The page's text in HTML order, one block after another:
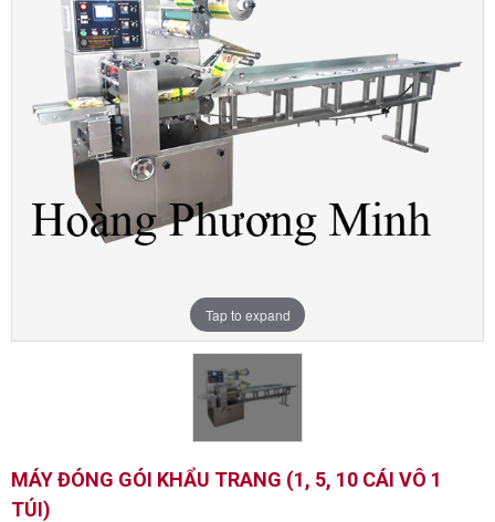
Tap to expand
MÁY ĐÓNG GÓI KHẨU TRANG (1, 5, 10 CÁI VÔ 1
TÚI)